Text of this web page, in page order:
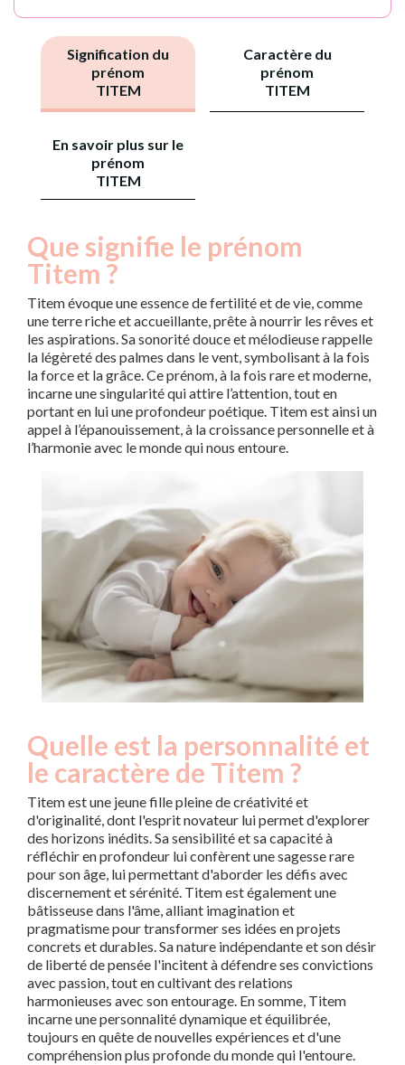
Signification du
prénom
TITEM
Caractère du
prénom
TITEM
En savoir plus sur le
prénom
TITEM
Que signifie le prénom
Titem ?
Titem évoque une essence de fertilité et de vie, comme
une terre riche et accueillante, prête à nourrir les rêves et
les aspirations. Sa sonorité douce et mélodieuse rappelle
la légèreté des palmes dans le vent, symbolisant à la fois
la force et la grâce. Ce prénom, à la fois rare et moderne,
incarne une singularité qui attire l’attention, tout en
portant en lui une profondeur poétique. Titem est ainsi un
appel à l’épanouissement, à la croissance personnelle et à
l’harmonie avec le monde qui nous entoure.
Quelle est la personnalité et
le caractère de Titem ?
Titem est une jeune fille pleine de créativité et
d'originalité, dont l'esprit novateur lui permet d'explorer
des horizons inédits. Sa sensibilité et sa capacité à
réfléchir en profondeur lui confèrent une sagesse rare
pour son âge, lui permettant d'aborder les défis avec
discernement et sérénité. Titem est également une
bâtisseuse dans l'âme, alliant imagination et
pragmatisme pour transformer ses idées en projets
concrets et durables. Sa nature indépendante et son désir
de liberté de pensée l'incitent à défendre ses convictions
avec passion, tout en cultivant des relations
harmonieuses avec son entourage. En somme, Titem
incarne une personnalité dynamique et équilibrée,
toujours en quête de nouvelles expériences et d'une
compréhension plus profonde du monde qui l'entoure.